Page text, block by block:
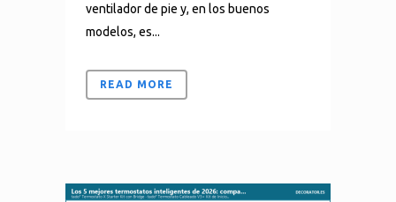
ventilador de pie y, en los buenos
modelos, es...
READ MORE